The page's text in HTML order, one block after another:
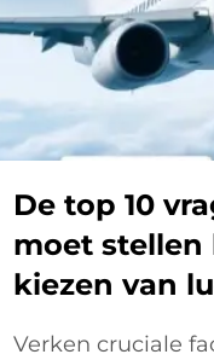
De top 10
moet stellen
kiezen van
Verken cruciale